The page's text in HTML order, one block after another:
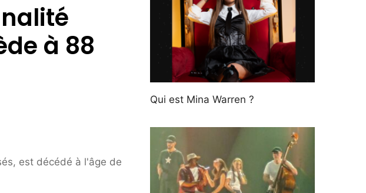
à 88
est décédé à l'âge de
Qui est Mina Warren ?